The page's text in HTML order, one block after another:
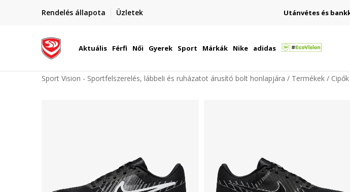
Rendelés állapota Üzletek
Szállítás Magyarország területén Utánvétes és
Aktuális Férfi Női Gyerek Sport Márkák Nike adidas
Sport Vision - Sportfelszerelés, lábbeli és ruházatot árusító bolt honlapjára Termékek Cipők